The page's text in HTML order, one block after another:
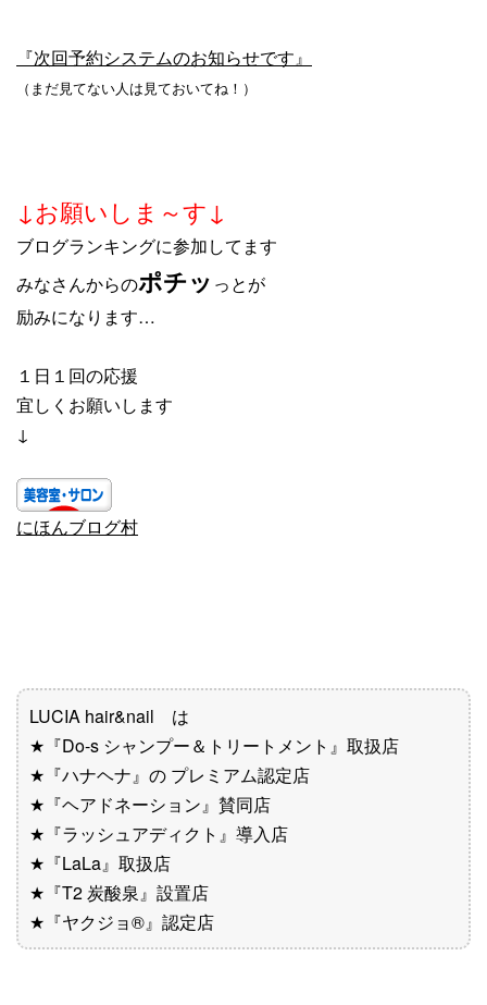
『次回予約システムのお知らせです』
（まだ見てない人は見ておいてね！）
↓お願いしま～す↓
ブログランキングに参加してます
みなさんからのポチッ っとが
励みになります…
１日１回の応援
宜しくお願いします
↓
にほんブログ村
LUCIA hair&nail は
★『Do-s シャンプー＆トリートメント』取扱店
★『ハナヘナ』の プレミアム認定店
★『ヘアドネーション』賛同店
★『ラッシュアディクト』導入店
★『LaLa』取扱店
★『T2 炭酸泉』設置店
★『ヤクジョ®︎』認定店